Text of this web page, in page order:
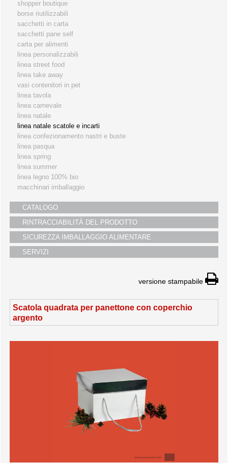
i partners
servizio clienti
fiere
shopper boutique
borse riutilizzabili
sacchetti in carta
sacchetti pane self
carta per alimenti
linea personalizzabili
linea street food
linea take away
vasi contenitori in pet
linea tavola
linea carnevale
linea natale
linea natale scatole e incarti
linea confezionamento nastri e buste
linea pasqua
linea spring
linea summer
linea legno 100% bio
macchinari imballaggio
CATALOGO
RINTRACCIABILITÀ DEL PRODOTTO
SICUREZZA IMBALLAGGIO ALIMENTARE
SERVIZI
versione stampabile
Scatola quadrata per panettone con coperchio
argento